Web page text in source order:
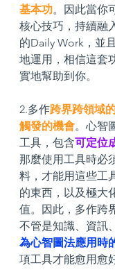
基本功。因此當你
核心技巧，持續融
的Daily Work，並
地運用，相信這套
實地幫助到你。
2.多作跨界跨領域
觸發的機會。心智
工具，包含可定位
那麼使用工具時必
料，才能用這些工
的東西，以及極大
值。因此，多作跨
不管是知識、資訊
為心智圖法應用時
項工具才能愈用愈